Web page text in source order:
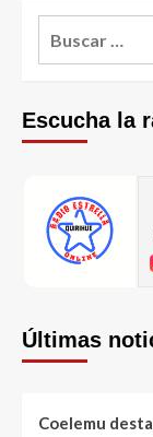
Escucha la
Últimas
Coelemu